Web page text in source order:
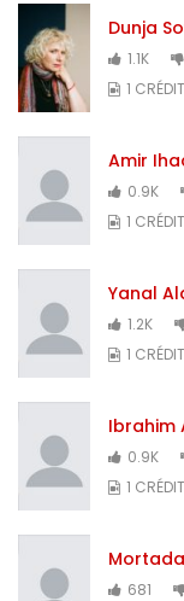
Dunja
1.1K
1
Amir
0.9K
1
Yanal
1.2K
1
Ibrahim
0.9K
1
681